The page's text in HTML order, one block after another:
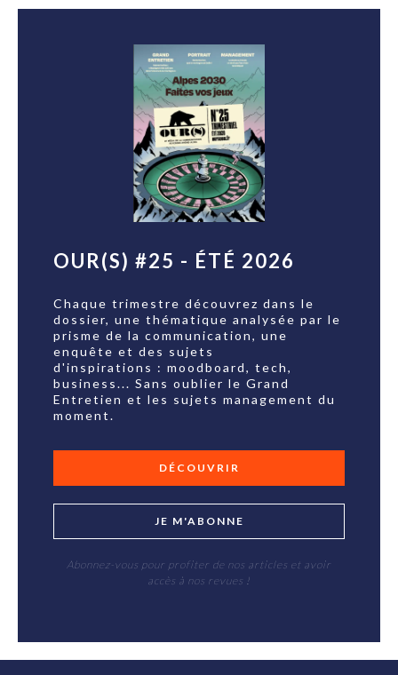
OUR(S) #25 - ÉTÉ 2026
Chaque trimestre découvrez dans le
dossier, une thématique analysée par le
prisme de la communication, une
enquête et des sujets
d'inspirations : moodboard, tech,
business... Sans oublier le Grand
Entretien et les sujets management du
moment.
DÉCOUVRIR
JE M'ABONNE
Abonnez-vous pour profiter de nos articles et avoir
accès à nos revues !